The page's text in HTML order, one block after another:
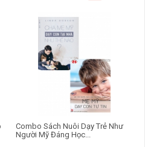
Combo Sách Nuôi Dạy Trẻ Như
Người Mỹ Đáng Học...